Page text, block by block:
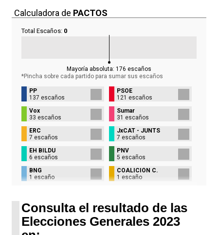
Calculadora de PACTOS
Total Escaños: 0
Mayoría absoluta: 176 escaños
*Pincha sobre cada partido para sumar sus escaños
PP
137 escaños
PSOE
121 escaños
Vox
33 escaños
Sumar
31 escaños
ERC
7 escaños
JxCAT - JUNTS
7 escaños
EH BILDU
6 escaños
PNV
5 escaños
BNG
1 escaño
COALICIÓN C.
1 escaño
Consulta el resultado de las
Elecciones Generales 2023